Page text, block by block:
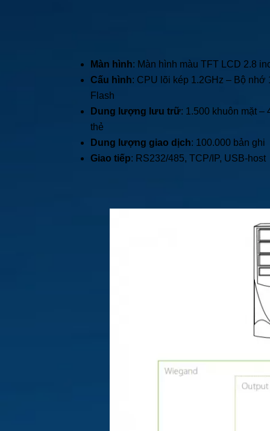
Màn hình: Màn hình màu TFT LCD 2.8
Cấu hình: CPU lõi kép 1.2GHz – Bộ nhớ
Flash
Dung lượng lưu trữ: 1.500 khuôn mặt –
thẻ
Dung lượng giao dịch: 100.000 bản ghi
Giao tiếp: RS232/485, TCP/IP, USB-host